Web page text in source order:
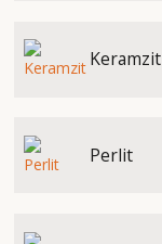
Keramzit
Perlit